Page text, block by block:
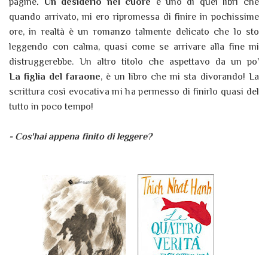
quando arrivato, mi ero ripromessa di finire in pochissime
ore, in realtà è un romanzo talmente delicato che lo sto
leggendo con calma, quasi come se arrivare alla fine mi
distruggerebbe. Un altro titolo che aspettavo da un po'
La figlia del faraone, è un libro che mi sta divorando! La
scrittura così evocativa mi ha permesso di finirlo quasi del
tutto in poco tempo!
- Cos'hai appena finito di leggere?